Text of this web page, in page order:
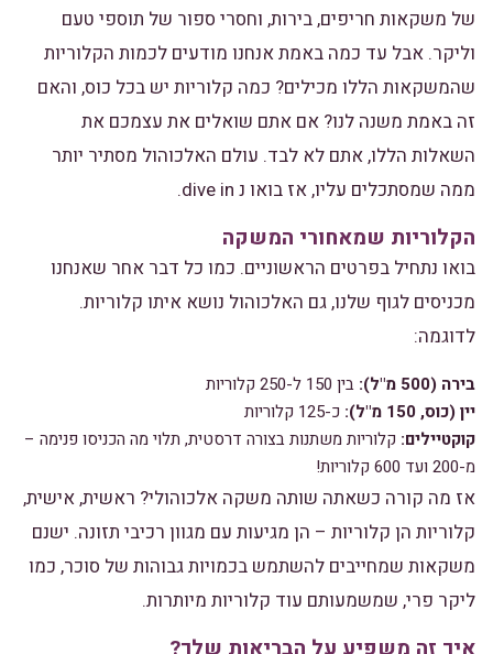
של משקאות חריפים, בירות, וחסרי ספור של תוספי טעם
וליקר. אבל עד כמה באמת אנחנו מודעים לכמות הקלוריות
שהמשקאות הללו מכילים? כמה קלוריות יש בכל כוס, והאם
זה באמת משנה לנו? אם אתם שואלים את עצמכם את
השאלות הללו, אתם לא לבד. עולם האלכוהול מסתיר יותר
ממה שמסתכלים עליו, אז בואו נ dive in.
הקלוריות שמאחורי המשקה
בואו נתחיל בפרטים הראשוניים. כמו כל דבר אחר שאנחנו
מכניסים לגוף שלנו, גם האלכוהול נושא איתו קלוריות.
לדוגמה:
בירה (500 מ"ל):
בין 150 ל-250 קלוריות
יין (כוס, 150 מ"ל):
כ-125 קלוריות
קוקטיילים: קלוריות משתנות בצורה דרסטית, תלוי מה הכניסו פנימה –
מ-200 ועד 600 קלוריות!
אז מה קורה כשאתה שותה משקה אלכוהולי? ראשית, אישית,
קלוריות הן קלוריות – הן מגיעות עם מגוון רכיבי תזונה. ישנם
משקאות שמחייבים להשתמש בכמויות גבוהות של סוכר, כמו
ליקר פרי, שמשמעותם עוד קלוריות מיותרות.